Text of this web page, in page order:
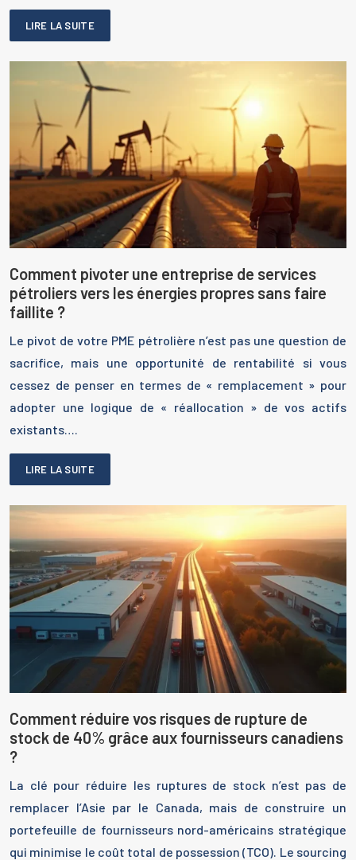
LIRE LA SUITE
Comment pivoter une entreprise de services
pétroliers vers les énergies propres sans faire
faillite ?
Le pivot de votre PME pétrolière n’est pas une question de
sacrifice, mais une opportunité de rentabilité si vous
cessez de penser en termes de « remplacement » pour
adopter une logique de « réallocation » de vos actifs
existants….
LIRE LA SUITE
Comment réduire vos risques de rupture de
stock de 40% grâce aux fournisseurs canadiens
?
La clé pour réduire les ruptures de stock n’est pas de
remplacer l’Asie par le Canada, mais de construire un
portefeuille de fournisseurs nord-américains stratégique
qui minimise le coût total de possession (TCO). Le sourcing